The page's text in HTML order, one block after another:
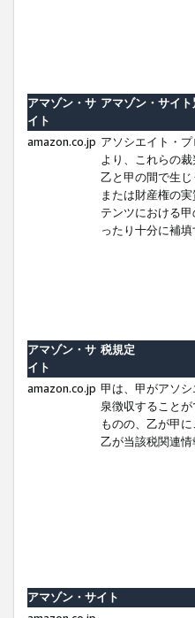
アマゾン・サ
イト
アマゾン・サイ
amazon.co.jp アソシエイト・
より、これらの
乙と甲の間で生
または財産権の
テンツにおける
ったり十分に補
アマゾン・サ
イト
税規定
amazon.co.jp 甲は、甲がアソ
泉徴収すること
ものの、乙が甲
乙が当該税関連
アマゾン・サイト